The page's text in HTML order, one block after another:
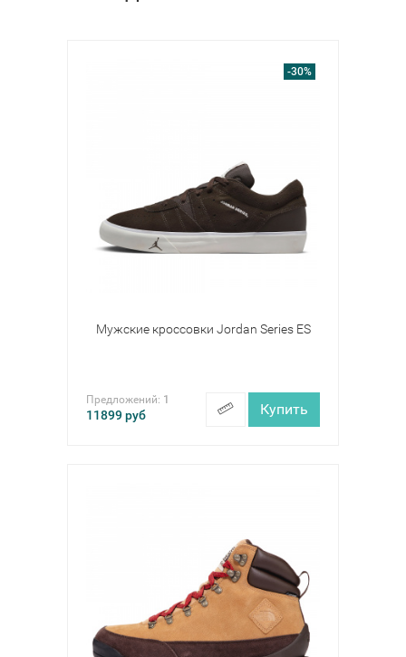
-30%
Мужские кроссовки Jordan Series ES
Предложений: 1
11899руб Купить